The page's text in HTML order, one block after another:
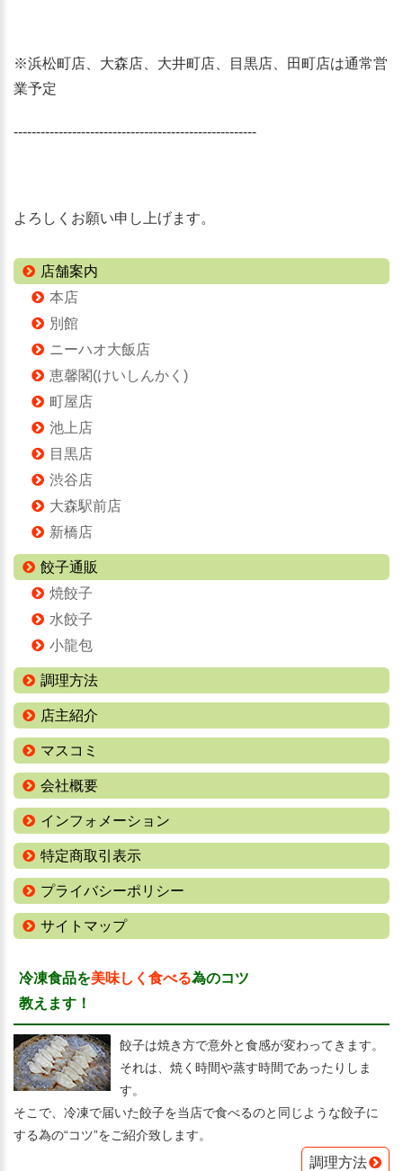
※浜松町店、大森店、大井町店、目黒店、田町店は通常営
業予定
------------------------------------------------------
よろしくお願い申し上げます。
店舗案内
本店
別館
ニーハオ大飯店
恵馨閣(けいしんかく)
町屋店
池上店
目黒店
渋谷店
大森駅前店
新橋店
餃子通販
焼餃子
水餃子
小龍包
調理方法
店主紹介
マスコミ
会社概要
インフォメーション
特定商取引表示
プライバシーポリシー
サイトマップ
冷凍食品を美味しく食べる為のコツ
教えます！
餃子は焼き方で意外と食感が変わってきます。
それは、焼く時間や蒸す時間であったりしま
す。
そこで、冷凍で届いた餃子を当店で食べるのと同じような餃子に
する為の“コツ”をご紹介致します。
調理方法